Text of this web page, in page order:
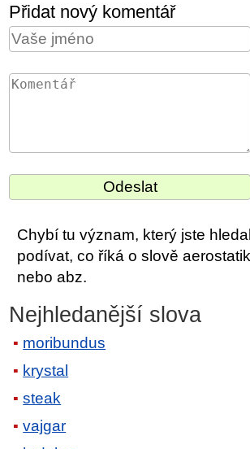
Přidat nový komentář
Chybí tu význam, který jste
podívat, co říká o slově
nebo abz.
Nejhledanější slova
moribundus
krystal
steak
vajgar